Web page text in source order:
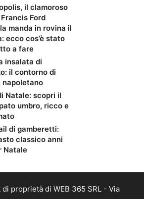
il clamoroso
Ford
manda in rovina il
ecco cos’è stato
a fare
insalata di
il contorno di
napoletano
Natale: scopri il
umbro, ricco e
di gamberetti:
classico anni
Natale
proprietà di WEB 365 SRL - Via